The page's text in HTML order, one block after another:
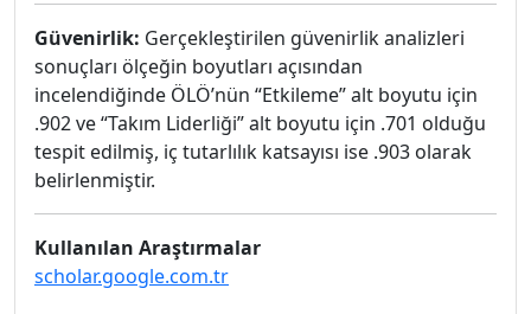
Güvenirlik: Gerçekleştirilen güvenirlik analizleri
sonuçları ölçeğin boyutları açısından
incelendiğinde ÖLÖ’nün “Etkileme” alt boyutu için
.902 ve “Takım Liderliği” alt boyutu için .701 olduğu
tespit edilmiş, iç tutarlılık katsayısı ise .903 olarak
belirlenmiştir.
Kullanılan Araştırmalar
scholar.google.com.tr